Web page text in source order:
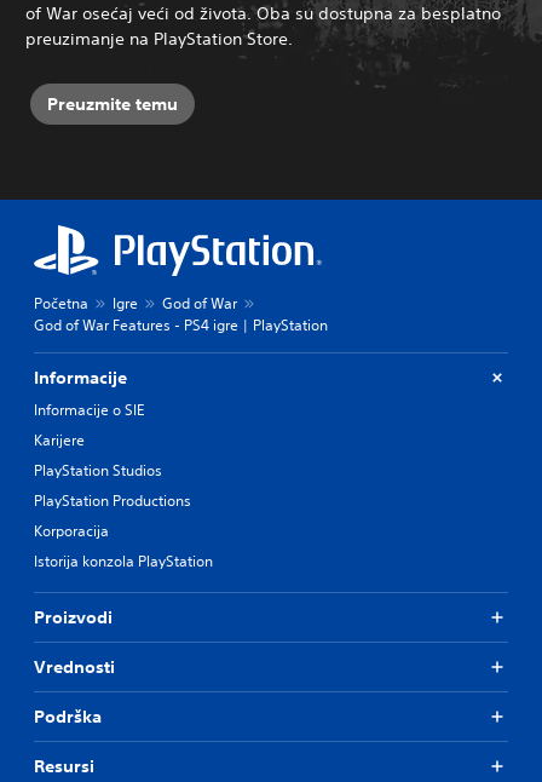
of War osećaj veći od života. Oba su dostupna za besplatno
preuzimanje na PlayStation Store.
Preuzmite temu
Početna Igre
God of War
God of War Features - PS4 igre | PlayStation
Informacije
Informacije o SIE
Karijere
PlayStation Studios
PlayStation Productions
Korporacija
Istorija konzola PlayStation
Proizvodi
Vrednosti
Podrška
Resursi